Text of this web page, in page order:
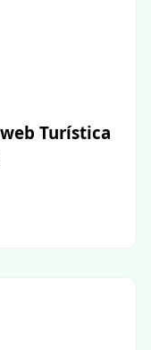
Turística